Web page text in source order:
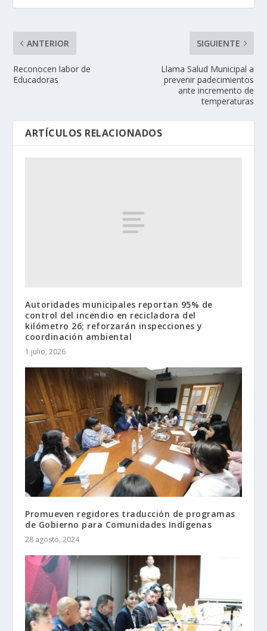
ANTERIOR
Reconocen labor de
Educadoras
SIGUIENTE
Llama Salud Municipal a
prevenir padecimientos
ante incremento de
temperaturas
ARTÍCULOS RELACIONADOS
Autoridades municipales reportan 95% de
control del incendio en recicladora del
kilómetro 26; reforzarán inspecciones y
coordinación ambiental
1 julio, 2026
Promueven regidores traducción de programas
de Gobierno para Comunidades Indígenas
28 agosto, 2024